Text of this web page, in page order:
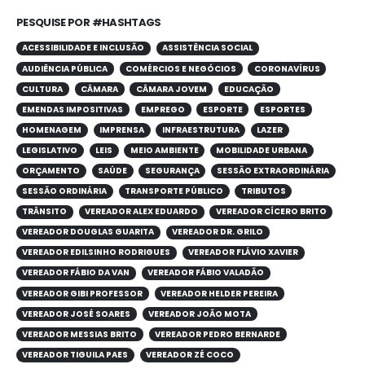
PESQUISE POR #HASHTAGS
ACESSIBILIDADE E INCLUSÃO
ASSISTÊNCIA SOCIAL
AUDIÊNCIA PÚBLICA
COMÉRCIOS E NEGÓCIOS
CORONAVÍRUS
CULTURA
CÂMARA CÂMARA JOVEM
EDUCAÇÃO
EMENDAS IMPOSITIVAS
EMPREGO ESPORTE
ESPORTES
HOMENAGEM
IMPRENSA INFRAESTRUTURA
LAZER
LEGISLATIVO
LEIS MEIO AMBIENTE
MOBILIDADE URBANA
ORÇAMENTO
SAÚDE SEGURANÇA
SESSÃO EXTRAORDINÁRIA
SESSÃO ORDINÁRIA
TRANSPORTE PÚBLICO
TRIBUTOS
TRÂNSITO
VEREADOR ALEX EDUARDO
VEREADOR CÍCERO BRITO
VEREADOR DOUGLAS GUARITA
VEREADOR DR. GRILO
VEREADOR EDILSINHO RODRIGUES
VEREADOR FLÁVIO XAVIER
VEREADOR FÁBIO DA VAN
VEREADOR FÁBIO VALADÃO
VEREADOR GIBI PROFESSOR
VEREADOR HELDER PEREIRA
VEREADOR JOSÉ SOARES
VEREADOR JOÃO MOTA
VEREADOR MESSIAS BRITO
VEREADOR PEDRO BERNARDE
VEREADOR TIGUILA PAES
VEREADOR ZÉ COCO